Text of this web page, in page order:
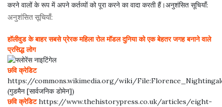
करने वालों के रूप में अपने कर्तव्यों को पूरा करने का वादा करती हैं।अनुशंसित सूचियाँ:
अनुशंसित सूचियाँ:
हॉलीवुड के बाहर सबसे प्रेरक महिला रोल मॉडल दुनिया को एक बेहतर जगह बनाने वाले
प्रसिद्ध लोग
छवि क्रेडिट
https://commons.wikimedia.org/wiki/
(गुडमैन [सार्वजनिक डोमेन])
छवि क्रेडिटhttps://www.thehistorypress.co.uk/articles/eight-